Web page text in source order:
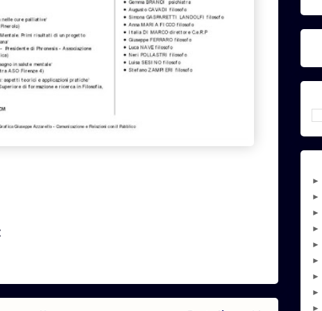
►
►
►
►
►
►
►
►
►